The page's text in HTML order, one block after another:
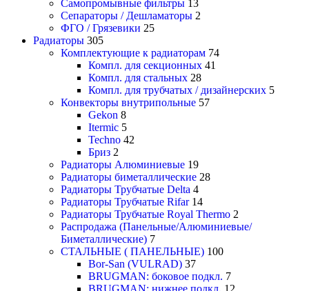
Самопромывные фильтры 13
Сепараторы / Дешламаторы 2
ФГО / Грязевики 25
Радиаторы 305
Комплектующие к радиаторам 74
Компл. для секционных 41
Компл. для стальных 28
Компл. для трубчатых / дизайнерских 5
Конвекторы внутрипольные 57
Gekon 8
Itermic 5
Techno 42
Бриз 2
Радиаторы Алюминиевые 19
Радиаторы биметаллические 28
Радиаторы Трубчатые Delta 4
Радиаторы Трубчатые Rifar 14
Радиаторы Трубчатые Royal Thermo 2
Распродажа (Панельные/Алюминиевые/
Биметаллические) 7
СТАЛЬНЫЕ ( ПАНЕЛЬНЫЕ) 100
Bor-San (VULRAD) 37
BRUGMAN: боковое подкл. 7
BRUGMAN: нижнее подкл. 12